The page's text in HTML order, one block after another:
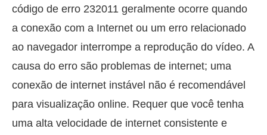
código de erro 232011 geralmente ocorre quando
a conexão com a Internet ou um erro relacionado
ao navegador interrompe a reprodução do vídeo. A
causa do erro são problemas de internet; uma
conexão de internet instável não é recomendável
para visualização online. Requer que você tenha
uma alta velocidade de internet consistente e